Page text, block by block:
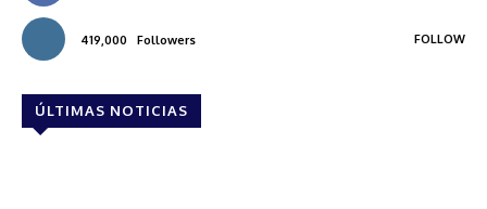
419,000 Followers FOLLOW
ÚLTIMAS NOTICIAS